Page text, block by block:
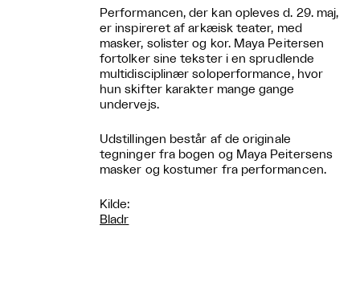
Performancen, der kan opleves d. 29. maj,
er inspireret af arkæisk teater, med
masker, solister og kor. Maya Peitersen
fortolker sine tekster i en sprudlende
multidisciplinær soloperformance, hvor
hun skifter karakter mange gange
undervejs.
Udstillingen består af de originale
tegninger fra bogen og Maya Peitersens
masker og kostumer fra performancen.
Kilde:
Bladr